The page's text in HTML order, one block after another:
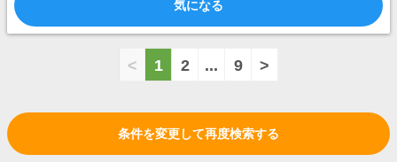
気になる
< 1 2 ... 9 >
条件を変更して再度検索する